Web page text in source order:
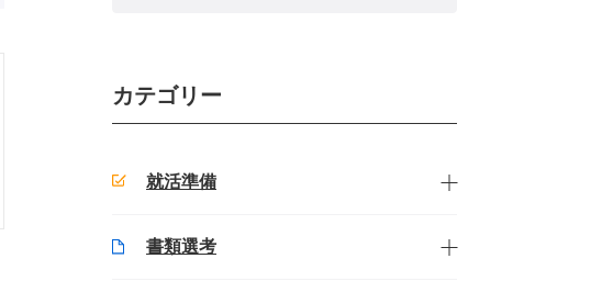
カテゴリー
就活準備
書類選考